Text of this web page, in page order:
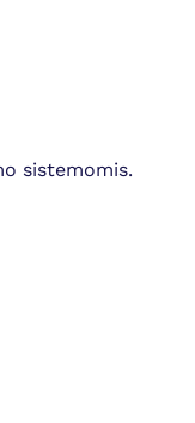
sistemomis.